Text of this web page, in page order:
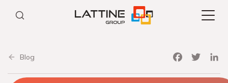
Blog
FacebookTwitter